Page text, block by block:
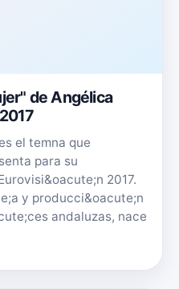
de Angélica
el temna que
para su
2017.
y producci&oacute;n
andaluzas, nace